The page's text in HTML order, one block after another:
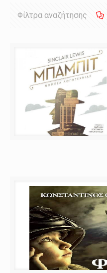
Φίλτρα αναζήτησης